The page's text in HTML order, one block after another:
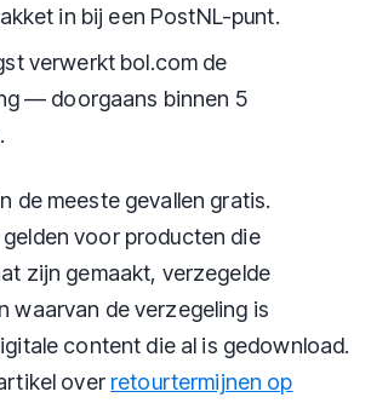
in bij een PostNL-punt.
verwerkt bol.com de
— doorgaans binnen 5
de meeste gevallen gratis.
voor producten die
zijn gemaakt, verzegelde
waarvan de verzegeling is
content die al is gedownload.
over retourtermijnen op